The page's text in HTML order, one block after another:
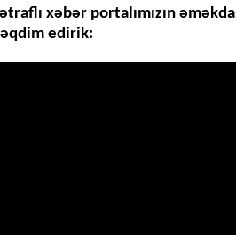
xəbər portalımızın
edirik: